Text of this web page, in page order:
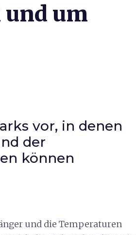
und um
vor, in denen
der
können
und die Temperaturen